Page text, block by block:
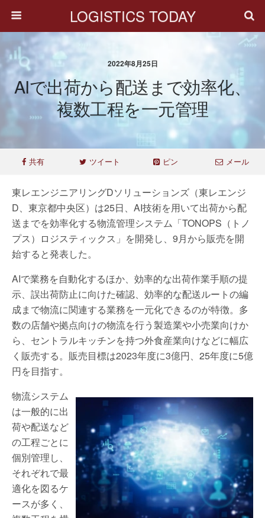
LOGISTICS TODAY
2022年8月25日
AIで出荷から配送まで効率化、
複数工程を一元管理
共有 ツイート ピン メール
東レエンジニアリングDソリューションズ（東レエンジ
D、東京都中央区）は25日、AI技術を用いて出荷から配
送までを効率化する物流管理システム「TONOPS（トノ
プス）ロジスティックス」を開発し、9月から販売を開
始すると発表した。
AIで業務を自動化するほか、効率的な出荷作業手順の提
示、誤出荷防止に向けた確認、効率的な配送ルートの編
成まで物流に関連する業務を一元化できるのが特徴。多
数の店舗や拠点向けの物流を行う製造業や小売業向けか
ら、セントラルキッチンを持つ外食産業向けなどに幅広
く販売する。販売目標は2023年度に3億円、25年度に5億
円を目指す。
物流システム
は一般的に出
荷や配送など
の工程ごとに
個別管理し、
それぞれで最
適化を図るケ
ースが多く、